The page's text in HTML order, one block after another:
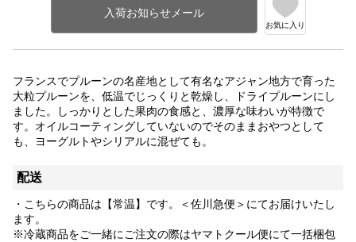
お気に入り
フランスでプルーンの名産地として有名なアジャン地方で育った
大粒プルーンを、低温でじっくりと乾燥し、ドライプルーンにし
ました。しっかりとした果肉の食感と、濃厚な味わいが特徴で
す。オイルコーティングしていないのでそのままおやつとして
も、ヨーグルトやシリアルに混ぜても。
配送
・こちらの商品は【常温】です。＜佐川急便＞にてお届けいたし
ます。
※冷蔵商品をご一緒にご注文の際はヤマトクール便にて一括梱包